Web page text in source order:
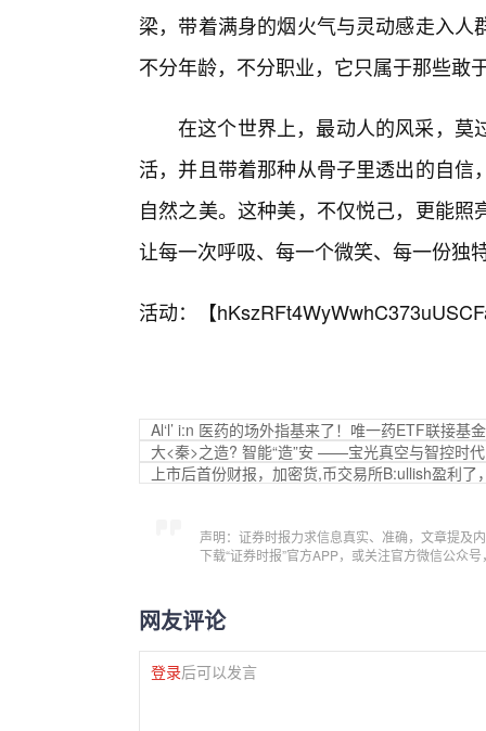
梁，带着满身的烟火气与灵动感走入
不分年龄，不分职业，它只属于那些敢
在这个世界上，最动人的风采，莫
活，并且带着那种从骨子里透出的自
自然之美。这种美，不仅悦己，更能
让每一次呼吸、每一个微笑、每一份独
活动：【
Al‘l’ i:n 医药的场外指基来了！唯一药ETF联接
大<秦>之造? 智能“造”安 ——宝光真空与智控时代
上市后首份财报，加密货,币交易所B:ullish盈利
声明：证券时报力求信息真实、准确，文章提及
下载“证券时报”官方APP，或关注官方微信公众
网友评论
登录后可以发言